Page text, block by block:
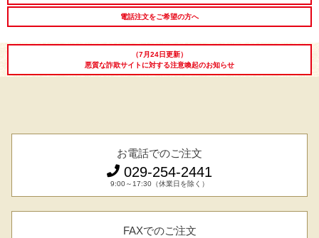
電話注文をご希望の方へ
（7月24日更新）
悪質な詐欺サイトに対する注意喚起のお知らせ
お電話でのご注文
029-254-2441
9:00～17:30（休業日を除く）
FAXでのご注文